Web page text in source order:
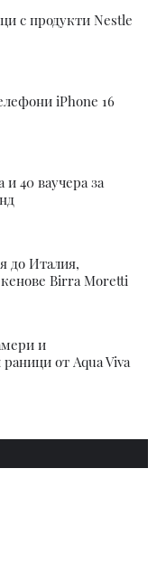
с продукти Nestle
iPhone 16
40 ваучера за
до Италия,
Birra Moretti
и
от Aqua Viva